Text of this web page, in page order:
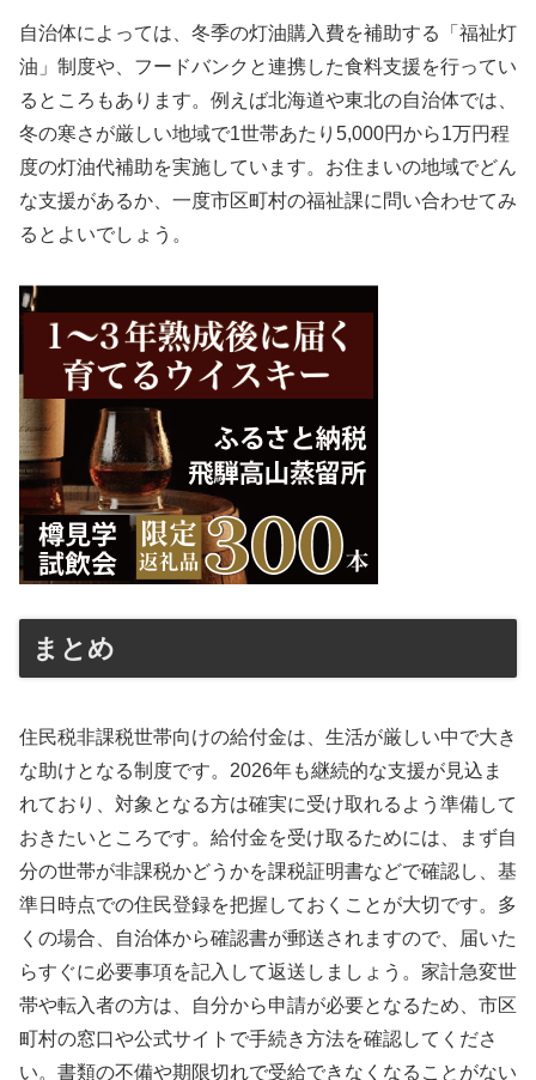
自治体によっては、冬季の灯油購入費を補助する「福祉灯
油」制度や、フードバンクと連携した食料支援を行ってい
るところもあります。例えば北海道や東北の自治体では、
冬の寒さが厳しい地域で1世帯あたり5,000円から1万円程
度の灯油代補助を実施しています。お住まいの地域でどん
な支援があるか、一度市区町村の福祉課に問い合わせてみ
るとよいでしょう。
まとめ
住民税非課税世帯向けの給付金は、生活が厳しい中で大き
な助けとなる制度です。2026年も継続的な支援が見込ま
れており、対象となる方は確実に受け取れるよう準備して
おきたいところです。給付金を受け取るためには、まず自
分の世帯が非課税かどうかを課税証明書などで確認し、基
準日時点での住民登録を把握しておくことが大切です。多
くの場合、自治体から確認書が郵送されますので、届いた
らすぐに必要事項を記入して返送しましょう。家計急変世
帯や転入者の方は、自分から申請が必要となるため、市区
町村の窓口や公式サイトで手続き方法を確認してくださ
い。書類の不備や期限切れで受給できなくなることがない